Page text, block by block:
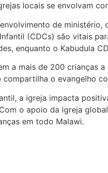
locais se envolvam
de
(CDCs) são vitais
enquanto o Kabudula
a mais de 200 crianças
o evangelho
a igreja impacta
o apoio da igreja
em todo Malawi.